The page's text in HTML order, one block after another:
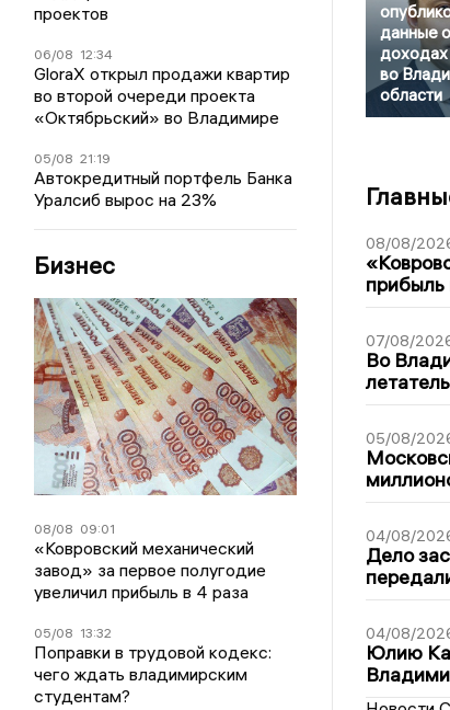
проектов
06/08 12:34
GloraX открыл продажи квартир
во второй очереди проекта
«Октябрьский» во Владимире
05/08 21:19
Автокредитный портфель Банка
Уралсиб вырос на 23%
Бизнес
08/08 09:01
«Ковровский механический
завод» за первое полугодие
увеличил прибыль в 4 раза
05/08 13:32
Поправки в трудовой кодекс:
чего ждать владимирским
студентам?
данные о
во
области
08/08/
прибыль
07/08/
Во
05/08/
04/08/
Дело
04/08/
Юлию